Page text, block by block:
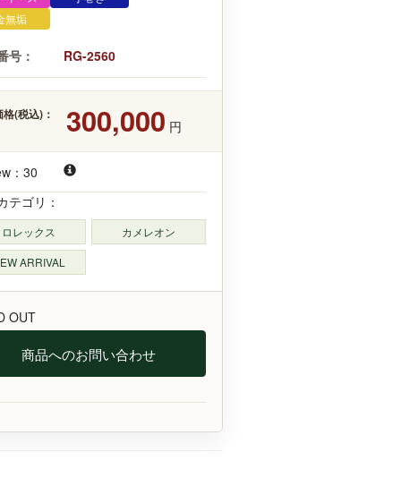
無垢
号： RG-2560
(税込)： 300,000 円
：30
テゴリ：
ロレックス
カメレオン
ARRIVAL
OUT
商品へのお問い合わせ